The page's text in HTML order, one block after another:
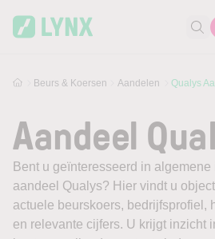
Beurs & Koersen Aandelen Qualys
Aandeel
Bent u geïnteresseerd in
aandeel Qualys? Hier vindt u
actuele beurskoers, bedrijfsprofiel,
en relevante cijfers. U krijgt inzicht